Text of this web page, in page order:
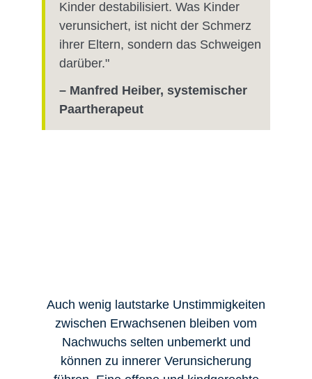
Kinder destabilisiert. Was Kinder
verunsichert, ist nicht der Schmerz
ihrer Eltern, sondern das Schweigen
darüber."
– Manfred Heiber, systemischer
Paartherapeut
Auch wenig lautstarke Unstimmigkeiten
zwischen Erwachsenen bleiben vom
Nachwuchs selten unbemerkt und
können zu innerer Verunsicherung